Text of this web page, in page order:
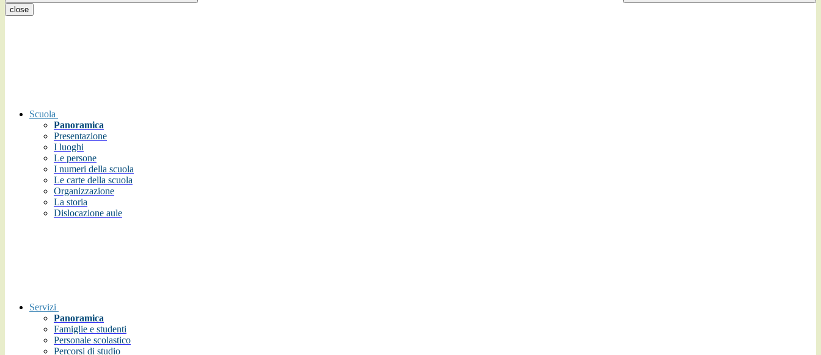
close
Scuola
Panoramica
Presentazione
I luoghi
Le persone
I numeri della scuola
Le carte della scuola
Organizzazione
La storia
Dislocazione aule
Servizi
Panoramica
Famiglie e studenti
Personale scolastico
Percorsi di studio